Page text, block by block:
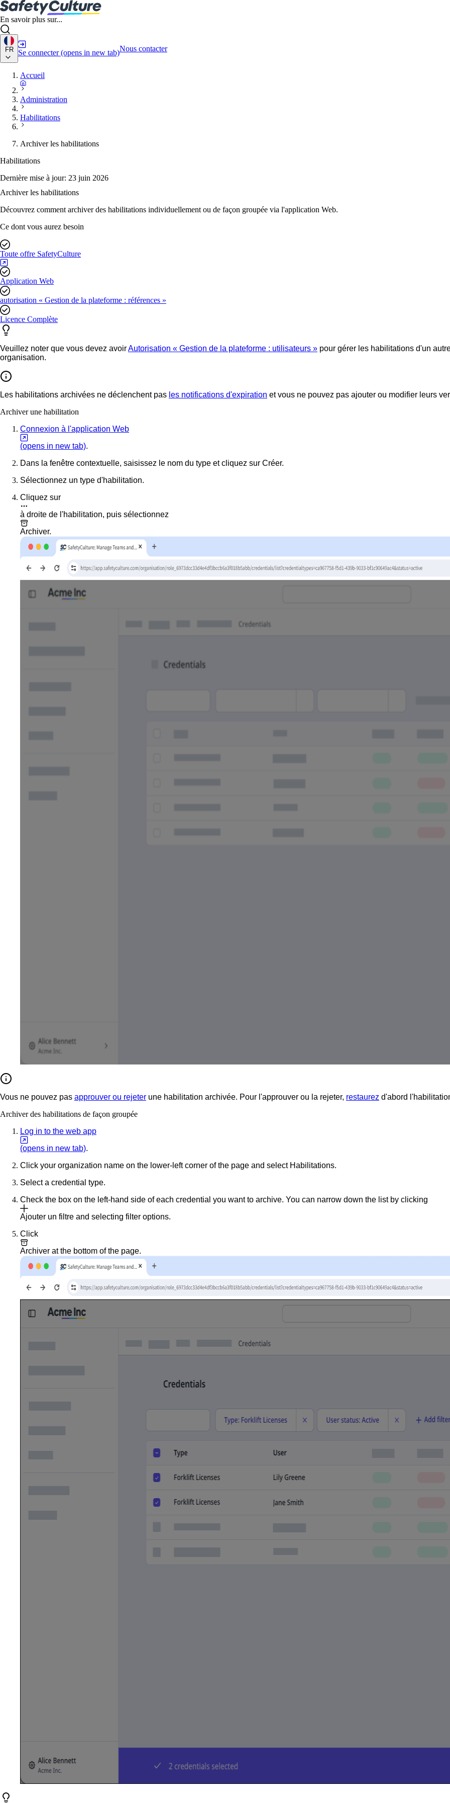
En savoir plus sur...
FR Se connecter (opens in new tab)Nous contacter
Accueil
Administration
Habilitations
Archiver les habilitations
Habilitations
Dernière mise à jour: 23 juin 2026
Archiver les habilitations
Découvrez comment archiver des habilitations individuellement ou de façon groupée via l'application Web.
Ce dont vous aurez besoin
Toute offre SafetyCulture
Application Web
autorisation « Gestion de la plateforme : références »
Licence Complète
Veuillez noter que vous devez avoirAutorisation « Gestion de la plateforme : utilisateurs » pour gérer les habilitations d'un
organisation.
Les habilitations archivées ne déclenchent pas les notifications d'expiration et vous ne pouvez pas ajouter ou modifier leurs
Archiver une habilitation
Connexion à l'application Web
(opens in new tab).
Dans la fenêtre contextuelle, saisissez le nom du type et cliquez sur Créer.
Sélectionnez un type d'habilitation.
Cliquez sur
à droite de l'habilitation, puis sélectionnez
Archiver.
Vous ne pouvez pas approuver ou rejeter une habilitation archivée. Pour l'approuver ou la rejeter, restaurez d'abord
Archiver des habilitations de façon groupée
Log in to the web app
(opens in new tab).
Click your organization name on the lower-left corner of the page and select Habilitations.
Select a credential type.
Check the box on the left-hand side of each credential you want to archive. You can narrow down the list by clicking
Ajouter un filtre and selecting filter options.
Click
Archiver at the bottom of the page.